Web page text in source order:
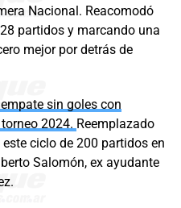
Nacional. Reacomodó
partidos y marcando una
mejor por detrás de
sin goles con
2024. Reemplazado
ciclo de 200 partidos en
Salomón, ex ayudante